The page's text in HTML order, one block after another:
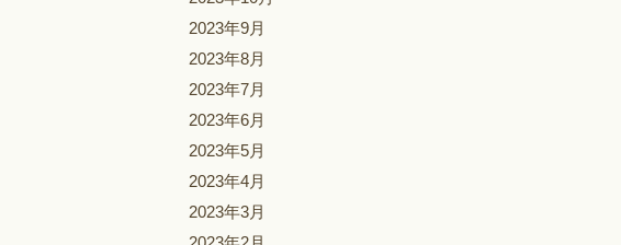
2023年9月
2023年8月
2023年7月
2023年6月
2023年5月
2023年4月
2023年3月